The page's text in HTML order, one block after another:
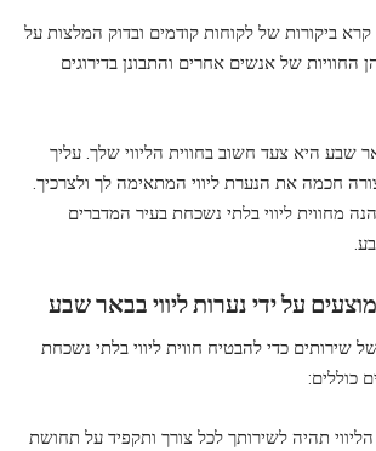
קרא ביקורות של לקוחות קודמים ובדוק המלצות על
החוויות של אנשים אחרים והתבונן בדירוגים
שבע היא צעד חשוב בחווית הליווי שלך. עליך
חכמה את הנערת ליווי המתאימה לך ולצרכיך.
מחווית ליווי בלתי נשכחת בעיר המדברים
שירותים כדי להבטיח חווית ליווי בלתי נשכחת
כוללים:
הליווי תהיה לשירותך לכל צורך ותקפיד על תחושת